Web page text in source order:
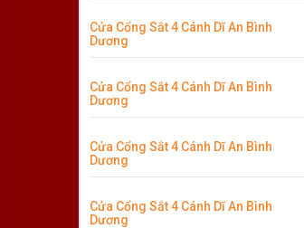
Cửa Cổng Sắt 4 Cánh Dĩ An Bình
Dương
Cửa Cổng Sắt 4 Cánh Dĩ An Bình
Dương
Cửa Cổng Sắt 4 Cánh Dĩ An Bình
Dương
Cửa Cổng Sắt 4 Cánh Dĩ An Bình
Dương